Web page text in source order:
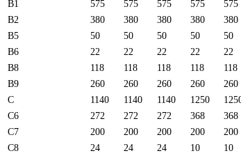
B1 575 575 575 575 575
B2
380 380 380 380 380
B5
50 50 50 50 50
B6
22 22 22 22 22
B8
118 118 118 118 118
B9
260 260 260 260 260
C
1140 1140 1140 1250
C6
272 272 272 368 368
C7
200 200 200 200 200
C8
24 24 24 10 10